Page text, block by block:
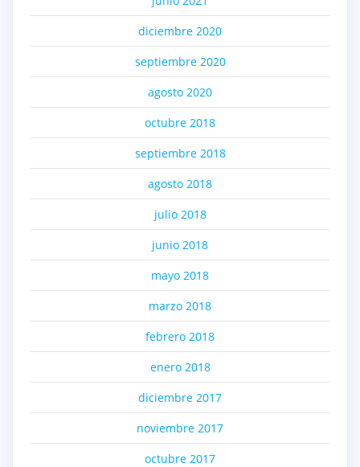
diciembre 2020
septiembre 2020
agosto 2020
octubre 2018
septiembre 2018
agosto 2018
julio 2018
junio 2018
mayo 2018
marzo 2018
febrero 2018
enero 2018
diciembre 2017
noviembre 2017
octubre 2017